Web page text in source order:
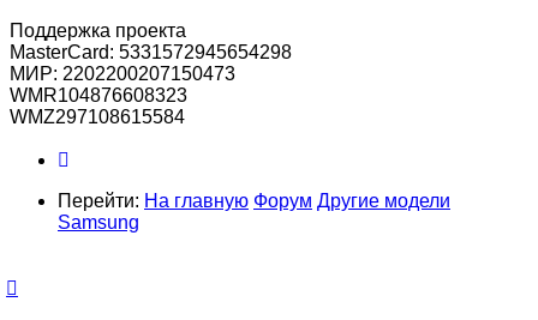
Поддержка проекта
MasterCard: 5331572945654298
МИР: 2202200207150473
WMR104876608323
WMZ297108615584
Перейти: На главную Форум Другие модели
Samsung